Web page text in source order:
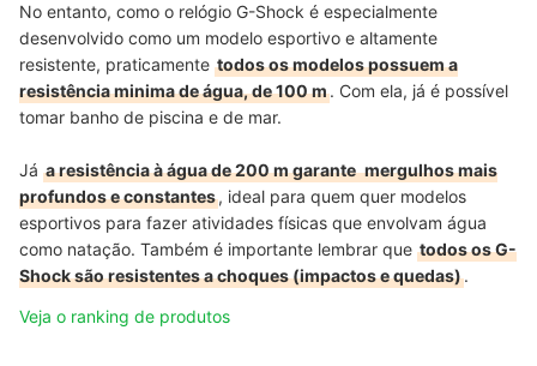
No entanto, como o relógio G-Shock é especialmente
desenvolvido como um modelo esportivo e altamente
resistente, praticamente todos os modelos possuem a
resistência minima de água, de 100 m. Com ela, já é possível
tomar banho de piscina e de mar.
Já a resistência à água de 200 m garante mergulhos mais
profundos e constantes, ideal para quem quer modelos
esportivos para fazer atividades físicas que envolvam água
como natação. Também é importante lembrar que todos os G-
Shock são resistentes a choques (impactos e quedas).
Veja o ranking de produtos